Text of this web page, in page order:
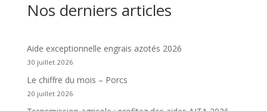
Nos derniers articles
Aide exceptionnelle engrais azotés 2026
30 juillet 2026
Le chiffre du mois – Porcs
20 juillet 2026